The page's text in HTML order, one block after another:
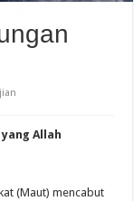
Allah
(Maut) mencabut